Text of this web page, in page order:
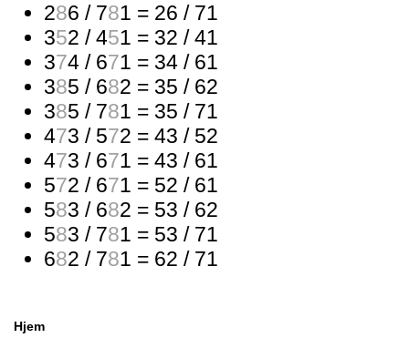
286 / 781 = 26 / 71
352 / 451 = 32 / 41
374 / 671 = 34 / 61
385 / 682 = 35 / 62
385 / 781 = 35 / 71
473 / 572 = 43 / 52
473 / 671 = 43 / 61
572 / 671 = 52 / 61
583 / 682 = 53 / 62
583 / 781 = 53 / 71
682 / 781 = 62 / 71
Hjem